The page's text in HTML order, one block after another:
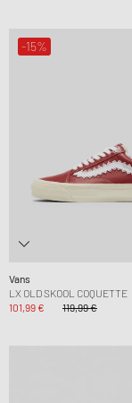
-15%
Vans
LX OLD SKOOL COQUETTE
101,99 €
119,99 €